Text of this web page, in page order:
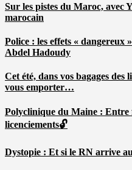
Sur les pistes du Maroc, avec
marocain
Police : les effets « dangereux
Abdel Hadoudy
Cet été, dans vos bagages
vous emporter…
Polyclinique du Maine : Entre
licenciements🔓
Dystopie : Et si le RN arrive